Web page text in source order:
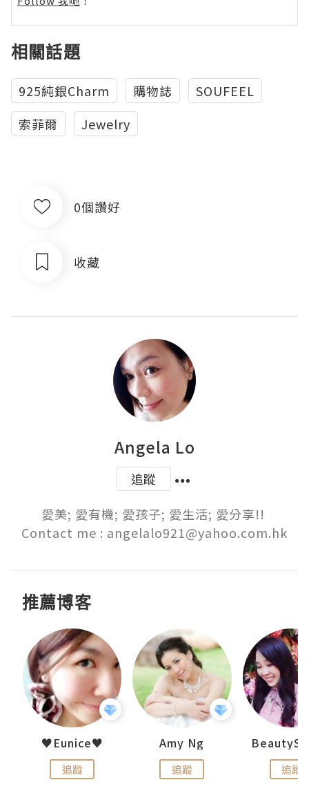
相關話題
925純銀Charm 購物誌
SOUFEEL
索菲爾
Jewelry
0個讚好
收藏
Angela Lo
追蹤
愛美; 愛有機; 愛孩子; 愛生活; 愛分享!!
Contact me : angelalo921@yahoo.com.hk
推薦博客
♥Eunice♥
追蹤
Amy Ng
追蹤 追蹤